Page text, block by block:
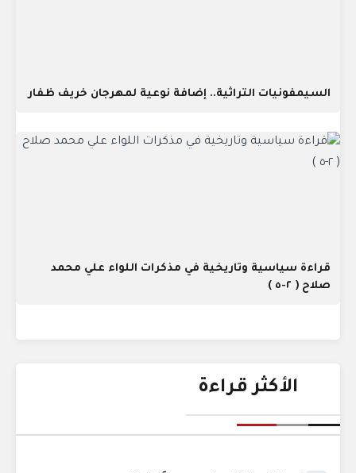
السيمفونيات التراثية.. إضافة نوعية لمهرجان خريف ظفار
قراءة سياسية وتاريخية في مذكرات اللواء علي محمد
صلاح ( ٢-٥ )
الأكثر قراءة